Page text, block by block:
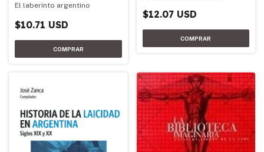
El laberinto argentino
$10.71 USD
$12.07 USD